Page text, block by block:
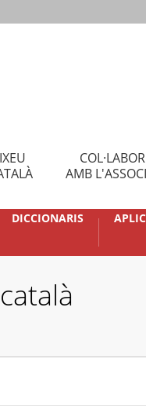
AMB
DICCIONARIS